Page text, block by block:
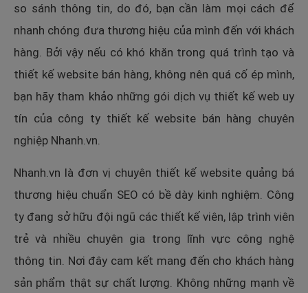
so sánh thông tin, do đó, bạn cần làm mọi cách để
nhanh chóng đưa thương hiệu của mình đến với khách
hàng. Bởi vậy nếu có khó khăn trong quá trình tạo và
thiết kế website bán hàng, không nên quá cố ép mình,
bạn hãy tham khảo những gói dịch vụ thiết kế web uy
tín của công ty thiết kế website bán hàng chuyên
nghiệp Nhanh.vn.
Nhanh.vn là đơn vị chuyên thiết kế website quảng bá
thương hiệu chuẩn SEO có bề dày kinh nghiệm. Công
ty đang sở hữu đội ngũ các thiết kế viên, lập trình viên
trẻ và nhiều chuyên gia trong lĩnh vực công nghệ
thông tin. Nơi đây cam kết mang đến cho khách hàng
sản phẩm thật sự chất lượng. Không những mạnh về